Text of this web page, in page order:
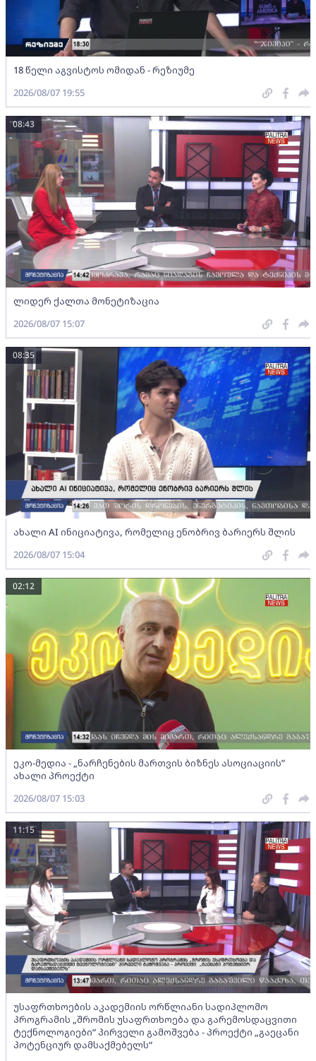
18 წელი აგვისტოს ომიდან - რეზიუმე
2026/08/07 19:55
ლიდერ ქალთა მონეტიზაცია
08:43
2026/08/07 15:07
ახალი AI ინიციატივა, რომელიც ენობრივ ბარიერს შლის
08:35
2026/08/07 15:04
ეკო-მედია - „ნარჩენების მართვის ბიზნეს ასოციაციის”
ახალი პროექტი
02:12
2026/08/07 15:03
უსაფრთხოების აკადემიის ორწლიანი სადიპლომო
პროგრამის „შრომის უსაფრთხოება და გარემოსდაცვითი
ტექნოლოგიები“ პირველი გამოშვება - პროექტი „გაეცანი
პოტენციურ დამსაქმებელს“
11:15